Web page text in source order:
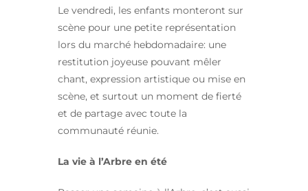
Le vendredi, les enfants monteront sur
scène pour une petite représentation
lors du marché hebdomadaire: une
restitution joyeuse pouvant mêler
chant, expression artistique ou mise en
scène, et surtout un moment de fierté
et de partage avec toute la
communauté réunie.
La vie à l’Arbre en été